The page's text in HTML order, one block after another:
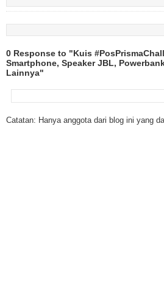
0 Response to "Kuis
Smartphone, Speaker JBL,
Lainnya"
Catatan: Hanya anggota dari blog ini yang